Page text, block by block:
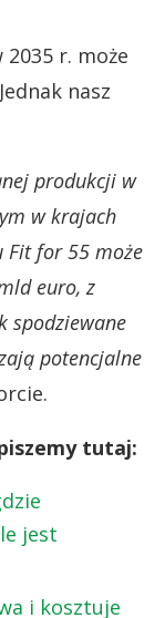
r. może
nasz
produkcji w
w krajach
Fit for 55 może
euro, z
spodziewane
potencjalne
tutaj:
jest
i kosztuje